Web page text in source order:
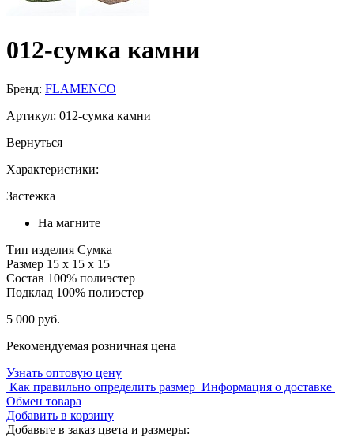
012-сумка камни
Бренд: FLAMENCO
Артикул: 012-сумка камни
Вернуться
Характеристики:
Застежка
На магните
Тип изделия Сумка
Размер 15 х 15 х 15
Состав 100% полиэстер
Подклад 100% полиэстер
5 000 руб.
Рекомендуемая розничная цена
Узнать оптовую цену
Как правильно определить размер Информация о доставке
Обмен товара
Добавить в корзину
Добавьте в заказ цвета и размеры: